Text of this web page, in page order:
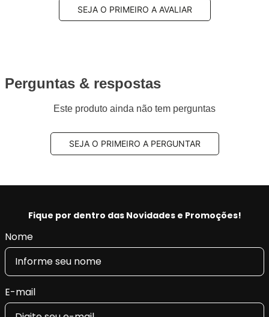
SEJA O PRIMEIRO A AVALIAR
Perguntas & respostas
Este produto ainda não tem perguntas
SEJA O PRIMEIRO A PERGUNTAR
Fique por dentro das Novidades e Promoções!
Nome
E-mail